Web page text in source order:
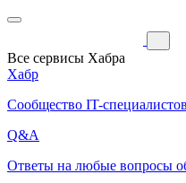
Все сервисы Хабра
Хабр
Сообщество IT-специалистов
Q&A
Ответы на любые вопросы